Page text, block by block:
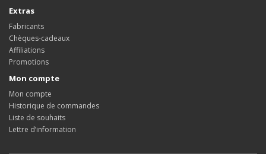
Extras
Fabricants
Chèques-cadeaux
Affiliations
Promotions
Mon compte
Mon compte
Historique de commandes
Liste de souhaits
Lettre d’information